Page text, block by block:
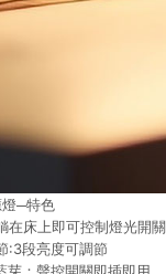
燈─特色
床上即可控制燈光開關
:3段亮度可調節